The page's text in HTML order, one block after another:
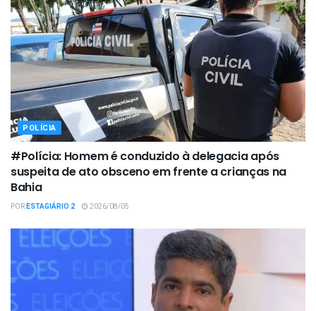
POLÍCIA
#Polícia: Homem é conduzido à delegacia após
suspeita de ato obsceno em frente a crianças na
Bahia
PORESTAGIÁRIO 2 2026/08/05